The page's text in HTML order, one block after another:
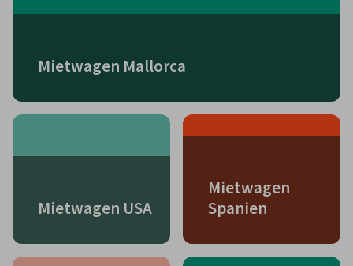
Mietwagen Mallorca
Mietwagen USA
Mietwagen
Spanien